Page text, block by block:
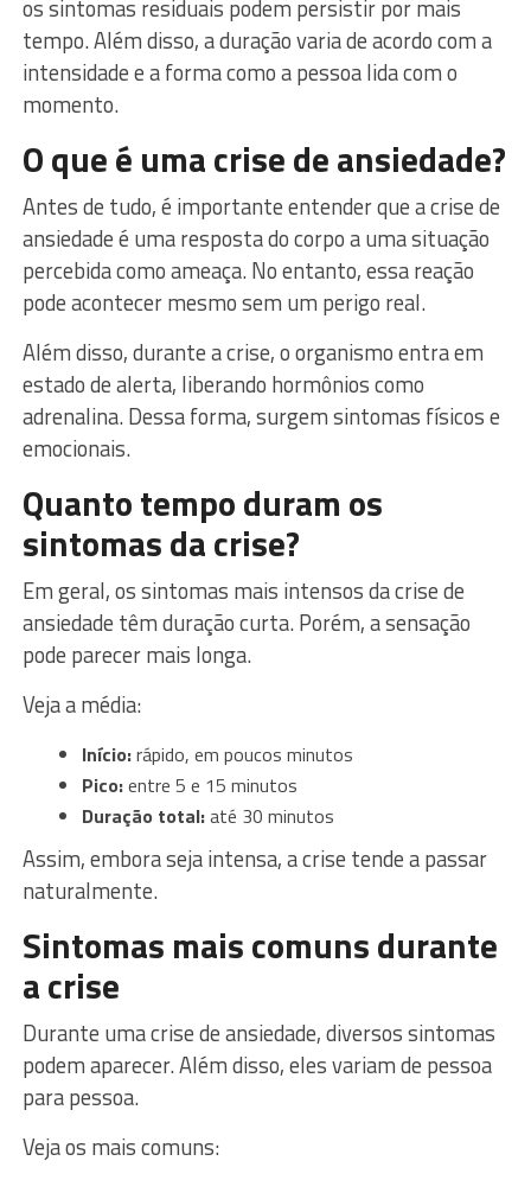
os sintomas residuais podem persistir por mais
tempo. Além disso, a duração varia de acordo com a
intensidade e a forma como a pessoa lida com o
momento.
O que é uma crise de ansiedade?
Antes de tudo, é importante entender que a crise de
ansiedade é uma resposta do corpo a uma situação
percebida como ameaça. No entanto, essa reação
pode acontecer mesmo sem um perigo real.
Além disso, durante a crise, o organismo entra em
estado de alerta, liberando hormônios como
adrenalina. Dessa forma, surgem sintomas físicos e
emocionais.
Quanto tempo duram os
sintomas da crise?
Em geral, os sintomas mais intensos da crise de
ansiedade têm duração curta. Porém, a sensação
pode parecer mais longa.
Veja a média:
Início:rápido, em poucos minutos
Pico:entre 5 e 15 minutos
Duração total:até 30 minutos
Assim, embora seja intensa, a crise tende a passar
naturalmente.
Sintomas mais comuns durante
a crise
Durante uma crise de ansiedade, diversos sintomas
podem aparecer. Além disso, eles variam de pessoa
para pessoa.
Veja os mais comuns: